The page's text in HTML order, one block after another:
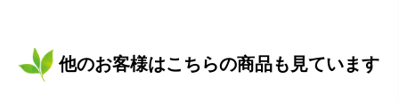
他のお客様はこちらの商品も見ています